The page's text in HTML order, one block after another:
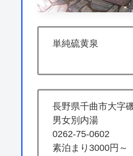
単純硫黄泉
長野県千曲市大字
男女別内湯
0262-75-0602
素泊まり3000円～